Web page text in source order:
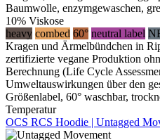
Baumwolle, enzymgewaschen,
10% Viskose
heavy combed 60° neutral label
Kragen und Ärmelbündchen in
zertifizierte vegane Produktion
Berechnung (Life Cycle
Umweltauswirkungen über den
Größenlabel, 60° waschbar,
Temperatur
OCS RCS Hoodie | Untagged